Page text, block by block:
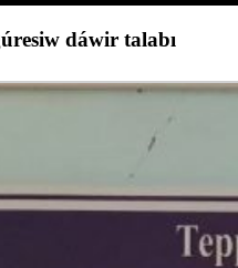
dáwir talabı